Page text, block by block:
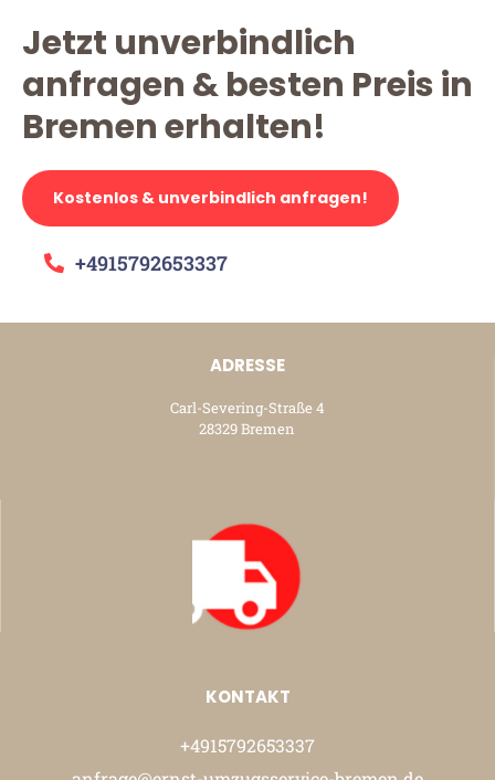
Jetzt unverbindlich
anfragen & besten Preis in
Bremen erhalten!
Kostenlos & unverbindlich anfragen!
+4915792653337
ADRESSE
Carl-Severing-Straße 4
28329 Bremen
KONTAKT
+4915792653337